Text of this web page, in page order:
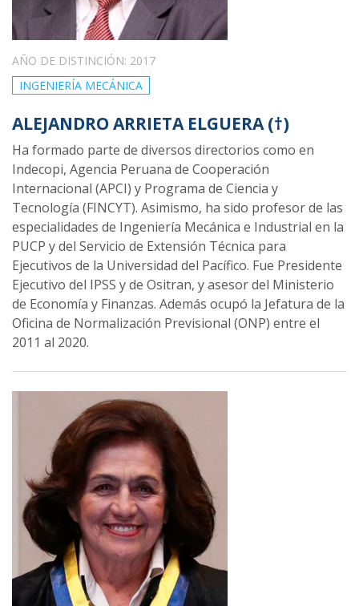
AÑO DE DISTINCIÓN: 2017
INGENIERÍA MECÁNICA
ALEJANDRO ARRIETA ELGUERA (†)
Ha formado parte de diversos directorios como en
Indecopi, Agencia Peruana de Cooperación
Internacional (APCI) y Programa de Ciencia y
Tecnología (FINCYT). Asimismo, ha sido profesor de las
especialidades de Ingeniería Mecánica e Industrial en la
PUCP y del Servicio de Extensión Técnica para
Ejecutivos de la Universidad del Pacífico. Fue Presidente
Ejecutivo del IPSS y de Ositran, y asesor del Ministerio
de Economía y Finanzas. Además ocupó la Jefatura de la
Oficina de Normalización Previsional (ONP) entre el
2011 al 2020.